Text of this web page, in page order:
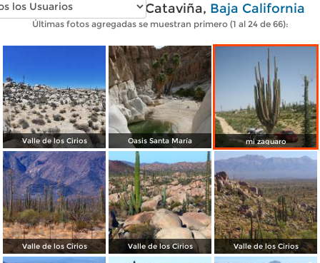
Fotos modernas de Cataviña, Baja California
Últimas fotos agregadas se muestran primero (1 al 24 de 66):
Valle de los Cirios Oasis Santa María mi zaguaro
Valle de los Cirios Valle de los Cirios Valle de los Cirios